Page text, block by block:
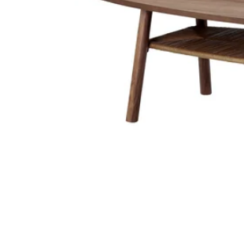
Image zoomed out, normal